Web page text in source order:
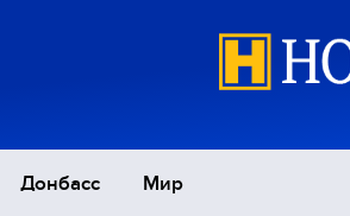
Донбасс Мир